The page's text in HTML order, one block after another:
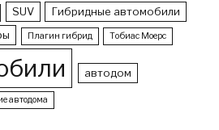
SUV Гибридные автомобили
Плагин гибрид Тобиас Моерс
автодом
автодома